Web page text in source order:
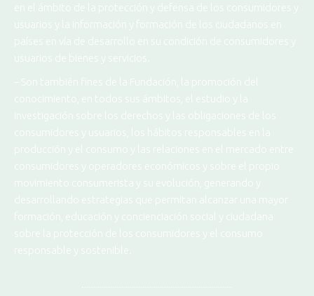
en el ámbito de la protección y defensa de los consumidores y
usuarios y la información y formación de los ciudadanos en
países en vía de desarrollo en su condición de consumidores y
usuarios de bienes y servicios.
– Son también fines de la Fundación, la promoción del
conocimiento, en todos sus ámbitos, el estudio y la
investigación sobre los derechos y las obligaciones de los
consumidores y usuarios, los hábitos responsables en la
producción y el consumo y las relaciones en el mercado entre
consumidores y operadores económicos y sobre el propio
movimiento consumerista y su evolución, generando y
desarrollando estrategias que permitan alcanzar una mayor
formación, educación y concienciación social y ciudadana
sobre la protección de los consumidores y el consumo
responsable y sostenible.